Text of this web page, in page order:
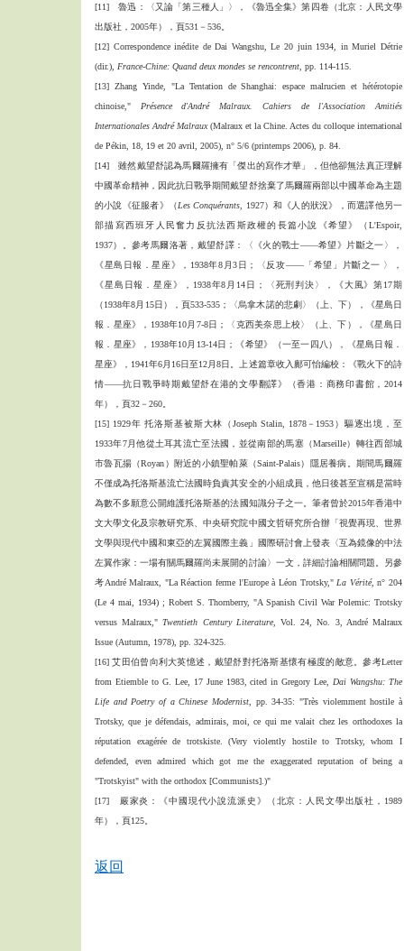
[11] 魯迅：〈又論「第三種人」〉，《魯迅全集》第四卷（北京：人民文學
出版社，2005年），頁531－536。
[12] Correspondence inédite de Dai Wangshu, Le 20 juin 1934, in Muriel Détrie
(dir.),
France-Chine: Quand deux mondes se rencontrent , pp. 114-115.
[13] Zhang Yinde, "La Tentation de Shanghai: espace malrucien et hétérotopie
chinoise,"
Présence d'André Malraux. Cahiers de l'Association Amitiés
Internationales André Malraux(Malraux et la Chine. Actes du colloque international
de Pékin, 18, 19 et 20 avril, 2005), n° 5/6 (printemps 2006), p. 84.
[14] 雖然戴望舒認為馬爾羅擁有「傑出的寫作才華」，但他卻無法真正理解
中國革命精神，因此抗日戰爭期間戴望舒捨棄了馬爾羅兩部以中國革命為主題
的小說《征服者》（Les Conquérants , 1927）和《人的狀況》，而選譯他另一
部描寫西班牙人民奮力反抗法西斯政權的長篇小說《希望》（L'Espoir,
1937）。參考馬爾洛著，戴望舒譯：〈《火的戰士——希望》片斷之一〉，
《星島日報．星座》，1938年8月3日；〈反攻——「希望」片斷之一 〉，
《星島日報．星座》，1938年8月14日；〈死刑判決〉，《大風》第17期
（1938年8月15日），頁533-535；〈烏拿木諾的悲劇〉（上、下），《星島日
報．星座》，1938年10月7-8日；〈克西美奈思上校〉（上、下），《星島日
報．星座》，1938年10月13-14日；《希望》（一至一四八），《星島日報．
星座》，1941年6月16日至12月8日。上述篇章收入鄺可怡編校：《戰火下的詩
情——抗日戰爭時期戴望舒在港的文學翻譯》（香港：商務印書館，2014
年），頁32－260。
[15] 1929年 托洛斯基被斯大林（Joseph Stalin, 1878－1953）驅逐出境，至
1933年7月他從土耳其流亡至法國，並從南部的馬塞（Marseille）轉往西部城
市魯瓦揚（Royan）附近的小鎮聖帕萊（Saint-Palais）隱居養病。期間馬爾羅
不僅成為托洛斯基流亡法國時負責其安全的小組成員，他日後甚至宣稱是當時
為數不多願意公開維護托洛斯基的法國知識分子之一。筆者曾於2015年香港中
文大學文化及宗教研究系、中央研究院中國文哲研究所合辦「視覺再現、世界
文學與現代中國和東亞的左翼國際主義」國際研討會上發表〈互為鏡像的中法
左翼作家：一場有關馬爾羅尚未展開的討論〉一文，詳細討論相關問題。另參
考André Malraux, "La Réaction ferme l'Europe à Léon Trotsky," La Vérité, n° 204
(Le 4 mai, 1934) ; Robert S. Thornberry, "A Spanish Civil War Polemic: Trotsky
versus Malraux,"Twentieth Century Literature, Vol. 24, No. 3, André Malraux
Issue (Autumn, 1978), pp. 324-325.
[16] 艾田伯曾向利大英憶述，戴望舒對托洛斯基懷有極度的敵意。參考Letter
from Etiemble to G. Lee, 17 June 1983, cited in Gregory Lee, Dai Wangshu: The
Life and Poetry of a Chinese Modernist , pp. 34-35: "Très violemment hostile à
Trotsky, que je défendais, admirais, moi, ce qui me valait chez les orthodoxes la
réputation exagérée de trotskiste. (Very violently hostile to Trotsky, whom I
defended, even admired which got me the exaggerated reputation of being a
"Trotskyist" with the orthodox [Communists].)"
[17] 嚴家炎：《中國現代小說流派史》（北京：人民文學出版社，1989
年），頁125。
返回